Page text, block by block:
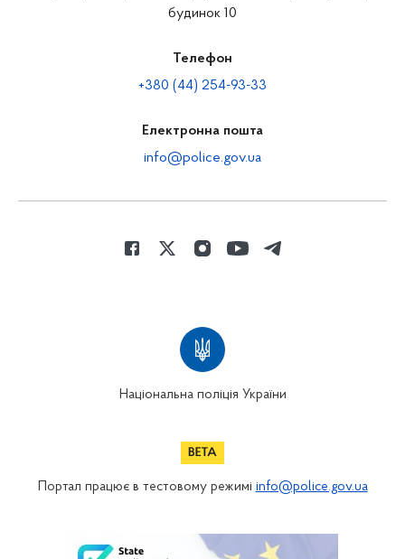
будинок 10
Телефон
+380 (44) 254-93-33
Електронна пошта
info@police.gov.ua
Національна поліція України
Портал працює в тестовому режимі info@police.gov.ua